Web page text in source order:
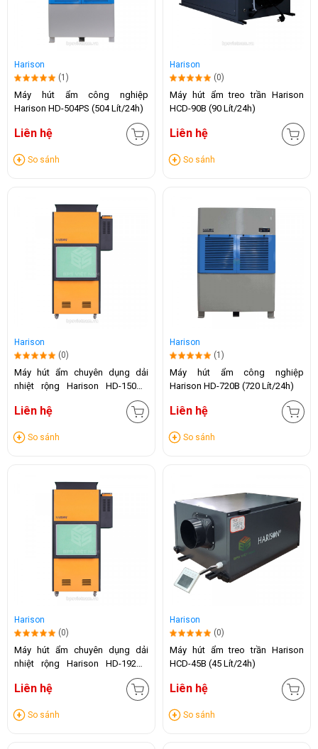
Harison
(1)
Máy hút ẩm công nghiệp
Harison HD-504PS (504 Lít/24h)
Liên hệ
So sánh
Harison
(0)
Máy hút ẩm treo trần Harison
HCD-90B (90 Lít/24h)
Liên hệ
So sánh
Harison
(0)
Máy hút ẩm chuyên dụng dải
nhiệt rộng Harison HD-150DR
Liên hệ
So sánh
Harison
(1)
Máy hút ẩm công nghiệp
Harison HD-720B (720 Lít/24h)
Liên hệ
So sánh
Harison
(0)
Máy hút ẩm chuyên dụng dải
nhiệt rộng Harison HD-192DR
Liên hệ
So sánh
Harison
(0)
Máy hút ẩm treo trần Harison
HCD-45B (45 Lít/24h)
Liên hệ
So sánh